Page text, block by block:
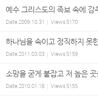
예수 그리스도의 족보 속에 감
Date2009.10.31 Views 5170
하나님을 속이고 정직하지 못
Date2011.03.03 Views 5159
소망을 굳게 붙잡고 저 높은
Date2010.01.18 Views 5155